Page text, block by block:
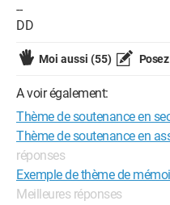
--
DD
Moi aussi (55)
A voir également:
Thème de soutenance en
Thème de soutenance en
réponses
Exemple de thème de
Meilleures réponses